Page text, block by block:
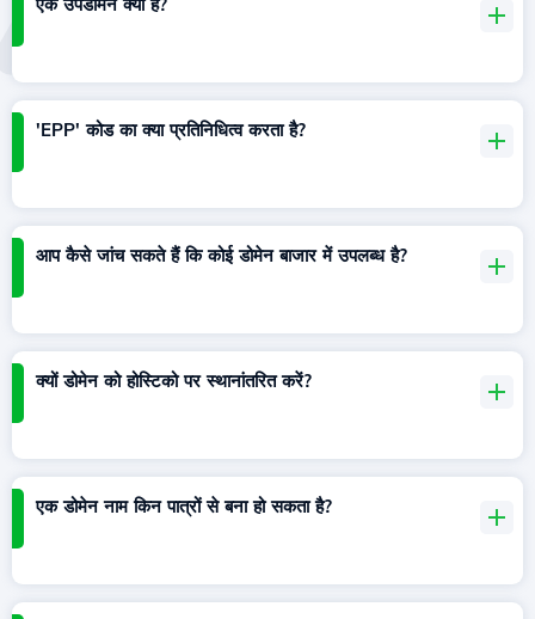
'EPP' कोड का क्या प्रतिनिधित्व करता है?
आप कैसे जांच सकते हैं कि कोई डोमेन बाजार में उपलब्ध है?
क्यों डोमेन को होस्टिको पर स्थानांतरित करें?
एक डोमेन नाम किन पात्रों से बना हो सकता है?